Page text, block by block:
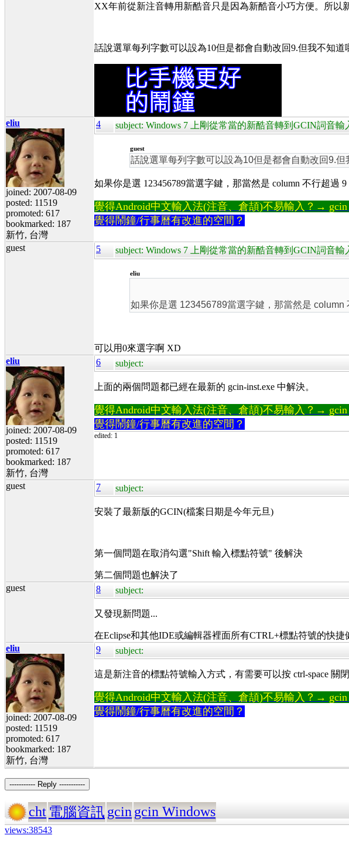
XX年前從新注音轉用新酷音只是因為新酷音小巧方便。所以
話說選單每列字數可以設為10但是都會自動改回9.但我不知道
eliu
joined: 2007-08-09
posted: 11519
promoted: 617
bookmarked: 187
新竹, 台灣
4 subject: Windows 7 上剛從常當的新酷音轉到GCIN詞音輸
guest
話說選單每列字數可以設為10但是都會自動改回9.但
如果你是選 123456789當選字鍵，那當然是 column 不行超過
覺得Android中文輸入法(注音、倉頡)不易輸入？→ gcin
覺得鬧鐘/行事曆有改進的空間？
guest 5 subject: Windows 7 上剛從常當的新酷音轉到GCIN詞音輸
eliu
如果你是選 123456789當選字鍵，那當然是 column
可以用0來選字啊 XD
eliu
joined: 2007-08-09
posted: 11519
promoted: 617
bookmarked: 187
新竹, 台灣
6 subject:
上面的兩個問題都已經在最新的 gcin-inst.exe 中解決。
覺得Android中文輸入法(注音、倉頡)不易輸入？→ gcin
覺得鬧鐘/行事曆有改進的空間？
edited: 1
guest 7 subject:
安裝了最新版的GCIN(檔案日期是今年元旦)
第一個問題在取消勾選"Shift 輸入標點符號" 後解決
第二個問題也解決了
guest
8 subject:
又發現新問題...
在Eclipse和其他IDE或編輯器裡面所有CTRL+標點符號的快捷
eliu
joined: 2007-08-09
posted: 11519
promoted: 617
bookmarked: 187
新竹, 台灣
9 subject:
這是新注音的標點符號輸入方式，有需要可以按 ctrl-space 關
覺得Android中文輸入法(注音、倉頡)不易輸入？→ gcin
覺得鬧鐘/行事曆有改進的空間？
----------- Reply -----------
cht 電腦資訊 gcin gcin Windows
views:38543